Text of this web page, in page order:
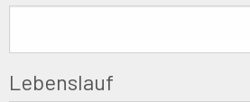
Lebenslauf